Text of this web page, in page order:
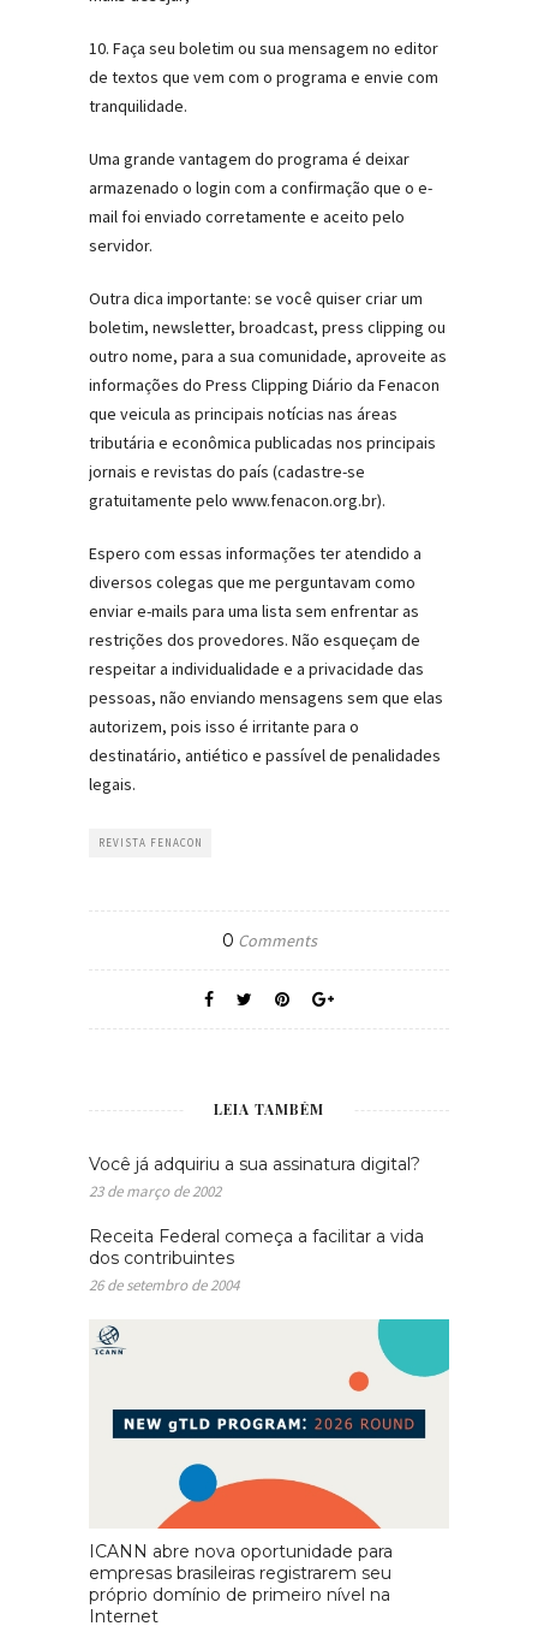
10. Faça seu boletim ou sua mensagem no editor
de textos que vem com o programa e envie com
tranquilidade.
Uma grande vantagem do programa é deixar
armazenado o login com a confirmação que o e-
mail foi enviado corretamente e aceito pelo
servidor.
Outra dica importante: se você quiser criar um
boletim, newsletter, broadcast, press clipping ou
outro nome, para a sua comunidade, aproveite as
informações do Press Clipping Diário da Fenacon
que veicula as principais notícias nas áreas
tributária e econômica publicadas nos principais
jornais e revistas do país (cadastre-se
gratuitamente pelo www.fenacon.org.br).
Espero com essas informações ter atendido a
diversos colegas que me perguntavam como
enviar e-mails para uma lista sem enfrentar as
restrições dos provedores. Não esqueçam de
respeitar a individualidade e a privacidade das
pessoas, não enviando mensagens sem que elas
autorizem, pois isso é irritante para o
destinatário, antiético e passível de penalidades
legais.
REVISTA FENACON
0 Comments
LEIA TAMBÉM
Você já adquiriu a sua assinatura digital?
23 de março de 2002
Receita Federal começa a facilitar a vida
dos contribuintes
26 de setembro de 2004
ICANN abre nova oportunidade para
empresas brasileiras registrarem seu
próprio domínio de primeiro nível na
Internet